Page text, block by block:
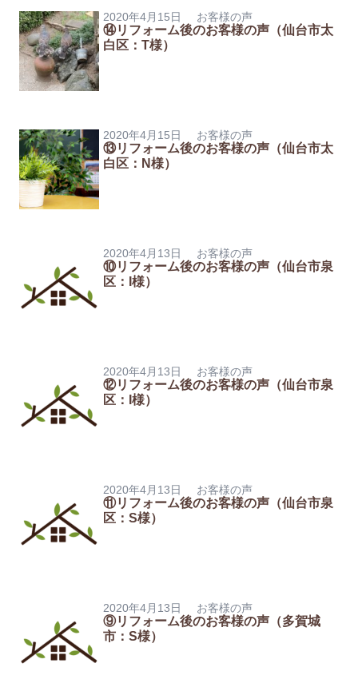
2020年4月15日 お客様の声
⑭リフォーム後のお客様の声（仙台市太
白区：T様）
2020年4月15日 お客様の声
⑬リフォーム後のお客様の声（仙台市太
白区：N様）
2020年4月13日 お客様の声
⑩リフォーム後のお客様の声（仙台市泉
区：I様）
2020年4月13日 お客様の声
⑫リフォーム後のお客様の声（仙台市泉
区：I様）
2020年4月13日 お客様の声
⑪リフォーム後のお客様の声（仙台市泉
区：S様）
2020年4月13日 お客様の声
⑨リフォーム後のお客様の声（多賀城
市：S様）